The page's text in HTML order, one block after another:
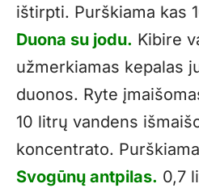
ištirpti. Purškiama kas
Duona su jodu. Kibire
užmerkiamas kepalas
duonos. Ryte
10 litrų vandens
koncentrato.
Svogūnų antpilas. 0,7